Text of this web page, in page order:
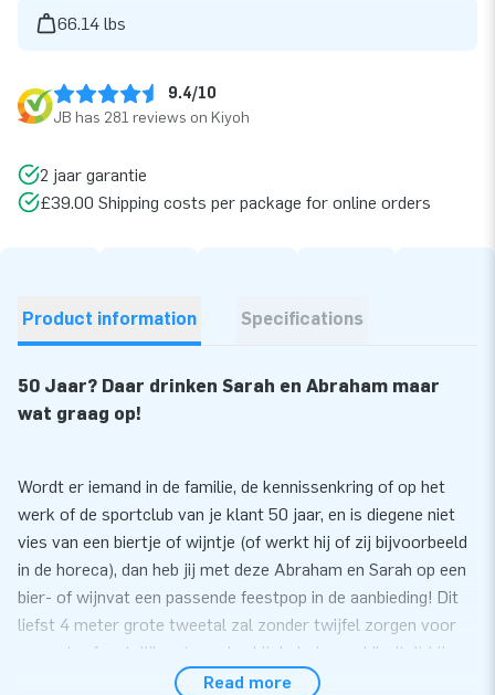
66.14 lbs
9.4/10
JB has 281 reviews on Kiyoh
2 jaar garantie
£39.00 Shipping costs per package for online orders
Product information Specifications
50 Jaar? Daar drinken Sarah en Abraham maar
wat graag op!
Wordt er iemand in de familie, de kennissenkring of op het
werk of de sportclub van je klant 50 jaar, en is diegene niet
vies van een biertje of wijntje (of werkt hij of zij bijvoorbeeld
in de horeca), dan heb jij met deze Abraham en Sarah op een
bier- of wijnvat een passende feestpop in de aanbieding! Dit
liefst 4 meter grote tweetal zal zonder twijfel zorgen voor
een extra feestelijke stemming bij de jarige en hilariteit bij
feestgangers en ook passanten zullen vast met een grote
Read more